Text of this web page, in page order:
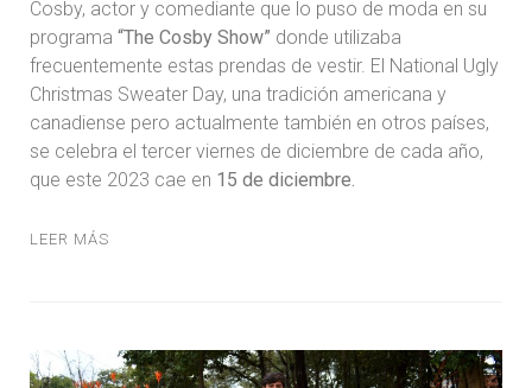
Cosby, actor y comediante que lo puso de moda en su
programa “The Cosby Show” donde utilizaba
frecuentemente estas prendas de vestir. El National Ugly
Christmas Sweater Day, una tradición americana y
canadiense pero actualmente también en otros países,
se celebra el tercer viernes de diciembre de cada año,
que este 2023 cae en 15 de diciembre.
LEER MÁS